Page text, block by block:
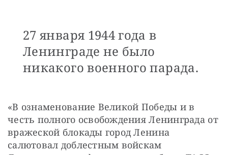
27 января 1944 года в
Ленинграде не было
никакого военного парада.
«В ознаменование Великой Победы и в
честь полного освобождения Ленинграда от
вражеской блокады город Ленина
салютовал доблестным войскам